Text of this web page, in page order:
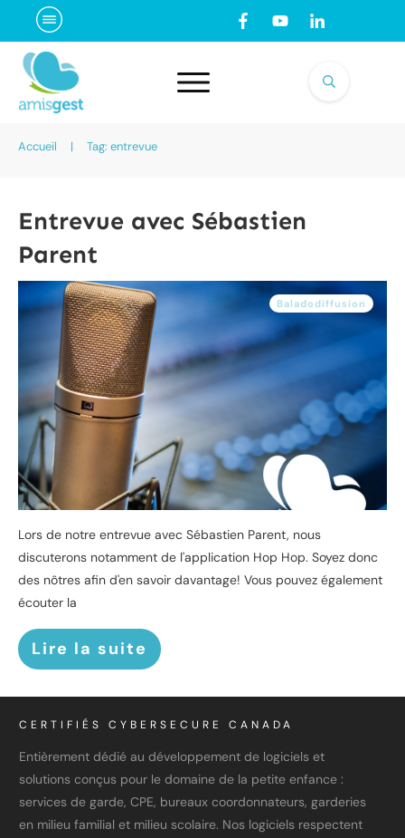
Accueil | Tag: entrevue
Entrevue avec Sébastien
Parent
Baladodiffusion
Lors de notre entrevue avec Sébastien Parent, nous
discuterons notamment de l'application Hop Hop. Soyez donc
des nôtres afin d'en savoir davantage! Vous pouvez également
écouter la
Lire la suite
CERTIFIÉS CYBERSECURE CANADA
Entièrement dédié au développement de logiciels et
solutions conçus pour le domaine de la petite enfance :
services de garde, CPE, bureaux coordonnateurs, garderies
en milieu familial et milieu scolaire. Nos logiciels respectent